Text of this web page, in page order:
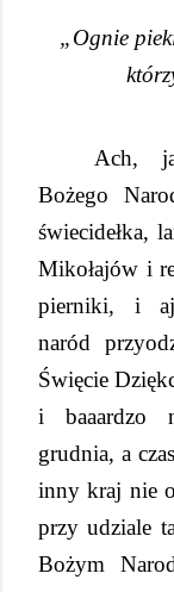
„Ognie
Ach,
Bożego
świecidełka,
Mikołajów i
pierniki, i
naród
Święcie
i baaardzo
grudnia, a
inny kraj nie
przy udziale
Bożym